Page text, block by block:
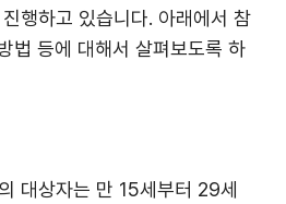
행하고 있습니다. 아래에서 참
법 등에 대해서 살펴보도록 하
대상자는 만 15세부터 29세